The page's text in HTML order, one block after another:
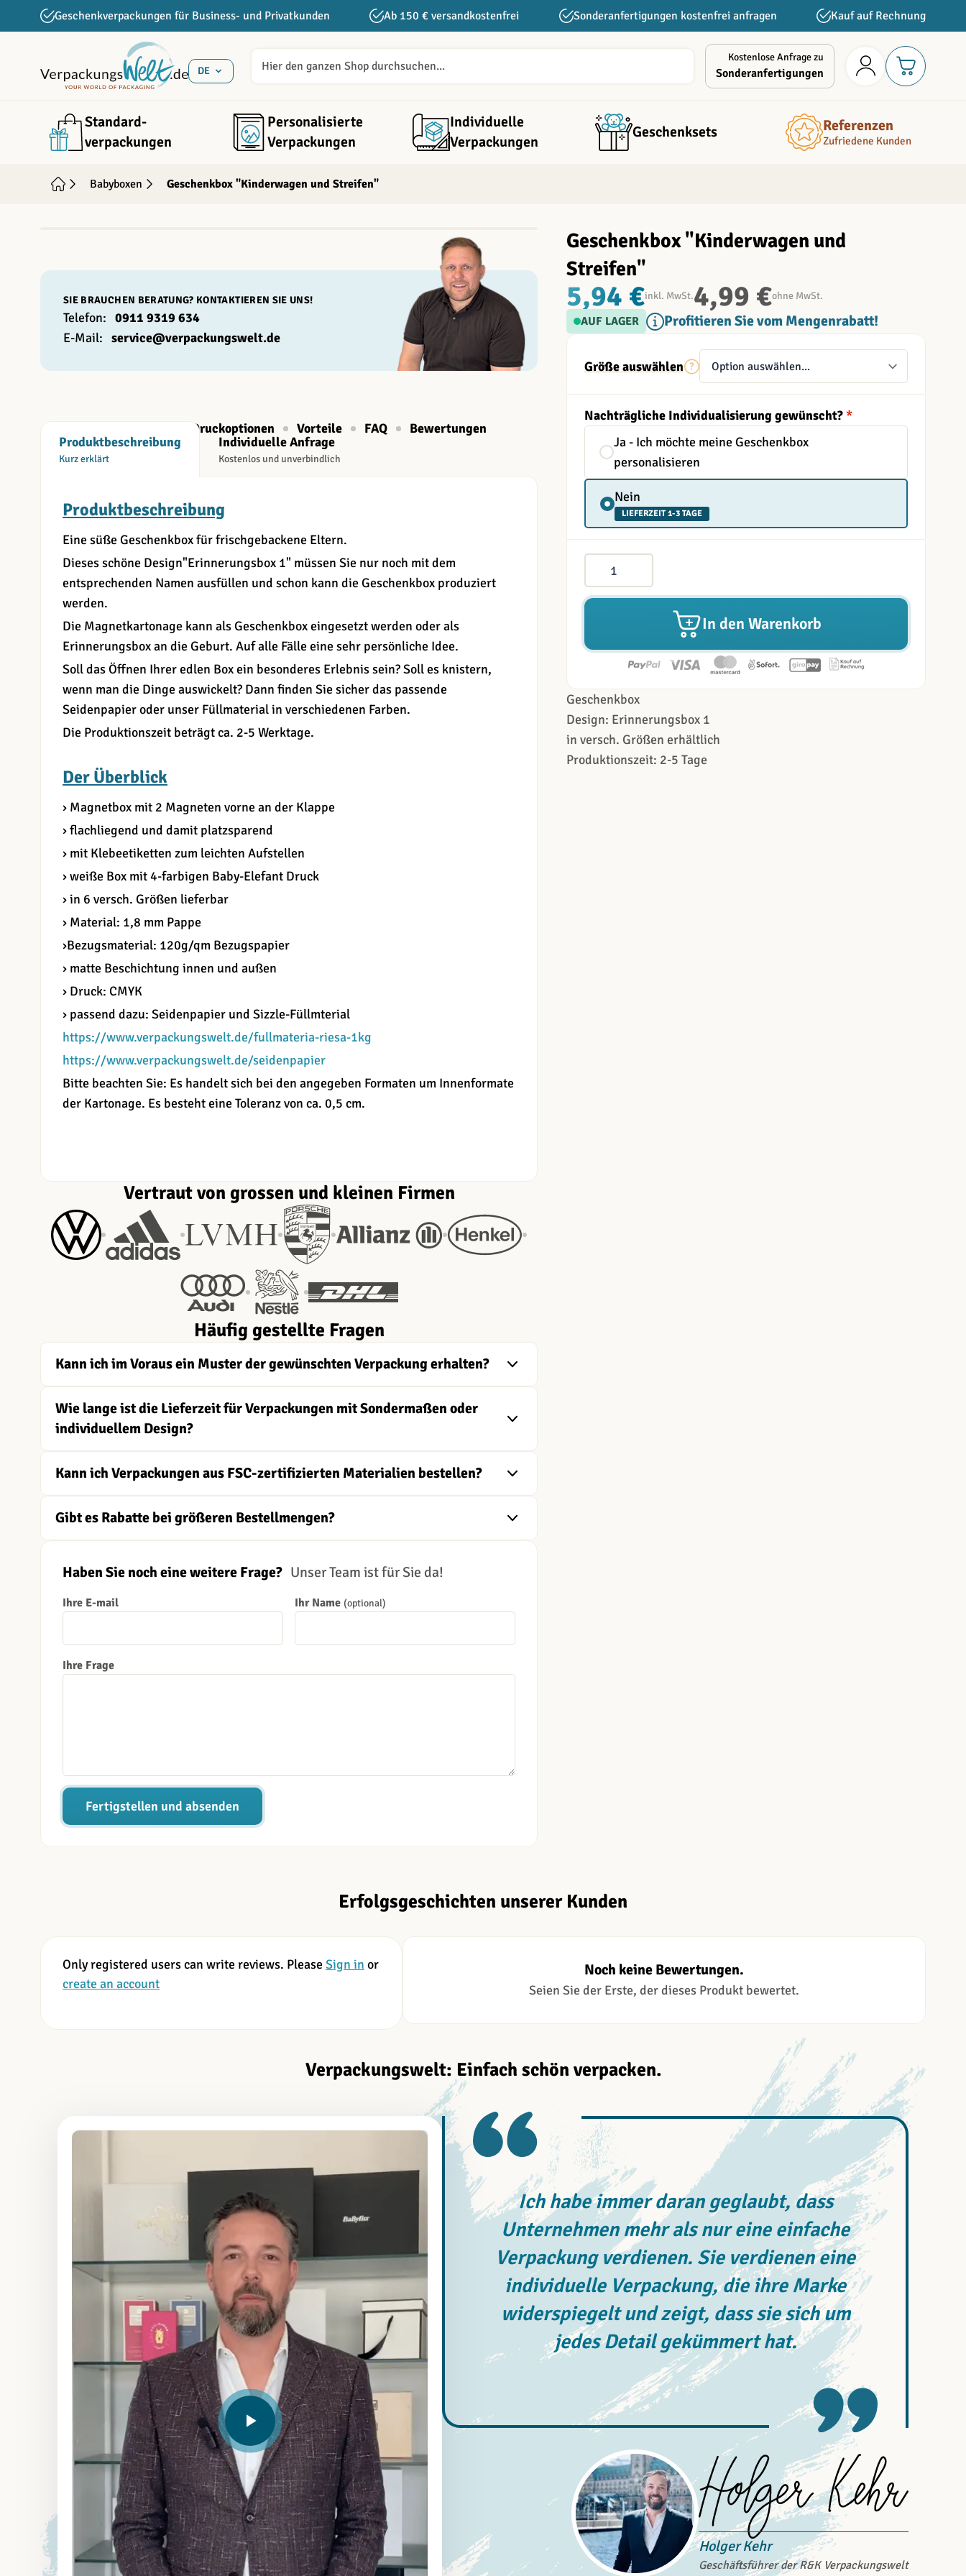
Direkt zum InhaltGeschenkverpackungen für Business- und Privatkunden Ab 150 € versandkostenfrei Sonderanfertigungen kostenfrei anfragen Kauf auf Rechnung
DE
Kostenlose Anfrage zu
Sonderanfertigungen
Standard­
verpackungen
Personalisierte
Verpackungen
Individuelle
Verpackungen
Geschenksets Referenzen
Zufriedene Kunden
Babyboxen Geschenkbox "Kinderwagen und Streifen"
SIE BRAUCHEN BERATUNG? KONTAKTIEREN SIE UNS!
Telefon: 0911 9319 634
E-Mail: service@verpackungswelt.de
Druckoptionen Vorteile FAQ
Bewertungen
Produktbeschreibung
Kurz erklärt
Individuelle Anfrage
Kostenlos und unverbindlich
Produktbeschreibung
Eine süße Geschenkbox für frischgebackene Eltern.
Dieses schöne Design"Erinnerungsbox 1" müssen Sie nur noch mit dem
entsprechenden Namen ausfüllen und schon kann die Geschenkbox produziert
werden.
Die Magnetkartonage kann als Geschenkbox eingesetzt werden oder als
Erinnerungsbox an die Geburt. Auf alle Fälle eine sehr persönliche Idee.
Soll das Öffnen Ihrer edlen Box ein besonderes Erlebnis sein? Soll es knistern,
wenn man die Dinge auswickelt? Dann finden Sie sicher das passende
Seidenpapier oder unser Füllmaterial in verschiedenen Farben.
Die Produktionszeit beträgt ca. 2-5 Werktage.
Der Überblick
› Magnetbox mit 2 Magneten vorne an der Klappe
› flachliegend und damit platzsparend
› mit Klebeetiketten zum leichten Aufstellen
› weiße Box mit 4-farbigen Baby-Elefant Druck
› in 6 versch. Größen lieferbar
› Material: 1,8 mm Pappe
›Bezugsmaterial: 120g/qm Bezugspapier
› matte Beschichtung innen und außen
› Druck: CMYK
› passend dazu: Seidenpapier und Sizzle-Füllmterial
https://www.verpackungswelt.de/fullmateria-riesa-1kg
https://www.verpackungswelt.de/seidenpapier
Bitte beachten Sie: Es handelt sich bei den angegeben Formaten um Innenformate
der Kartonage. Es besteht eine Toleranz von ca. 0,5 cm.
Vertraut von grossen und kleinen Firmen
Häufig gestellte Fragen
Kann ich im Voraus ein Muster der gewünschten Verpackung erhalten?
Wie lange ist die Lieferzeit für Verpackungen mit Sondermaßen oder
individuellem Design?
Kann ich Verpackungen aus FSC-zertifizierten Materialien bestellen?
Gibt es Rabatte bei größeren Bestellmengen?
Haben Sie noch eine weitere Frage? Unser Team ist für Sie da!
Ihre E-mail Ihr Name (optional)
Ihre Frage
Fertigstellen und absenden
Geschenkbox "Kinderwagen und
Streifen"
5,94 €inkl. MwSt.4,99 €ohne MwSt.
AUF LAGER Profitieren Sie vom Mengenrabatt!
Größe auswählen
Nachträgliche Individualisierung gewünscht?*
Ja - Ich möchte meine Geschenkbox
personalisieren
Nein
LIEFERZEIT 1-3 TAGE
Menge
In den Warenkorb
Geschenkbox
Design: Erinnerungsbox 1
in versch. Größen erhältlich
Produktionszeit: 2-5 Tage
Erfolgsgeschichten unserer Kunden
Only registered users can write reviews. PleaseSign in or
create an account
Noch keine Bewertungen.
Seien Sie der Erste, der dieses Produkt bewertet.
Verpackungswelt: Einfach schön verpacken.
Ich habe immer daran geglaubt, dass
Unternehmen mehr als nur eine einfache
Verpackung verdienen. Sie verdienen eine
individuelle Verpackung, die ihre Marke
widerspiegelt und zeigt, dass sie sich um
jedes Detail gekümmert hat.
Holger Kehr
Geschäftsführer der R&K Verpackungswelt